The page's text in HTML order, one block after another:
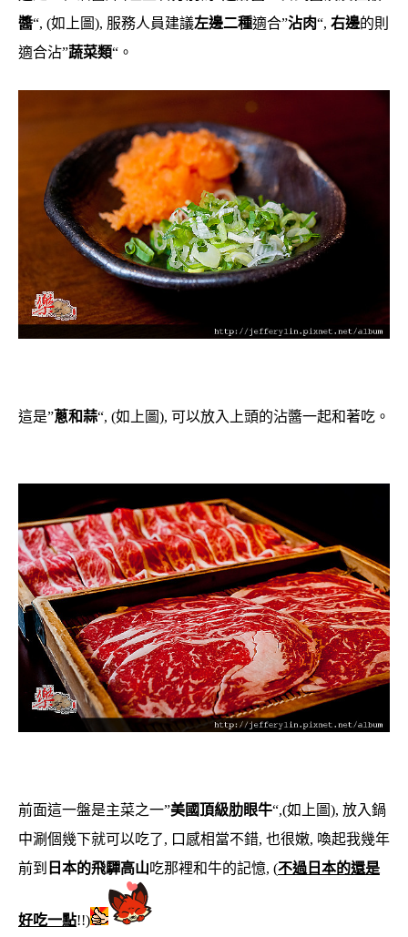
醬“, (如上圖), 服務人員建議左邊二種適合”沾肉“, 右邊的則
適合沾”蔬菜類“。
這是”蔥和蒜“, (如上圖), 可以放入上頭的沾醬一起和著吃。
前面這一盤是主菜之一”美國頂級肋眼牛“,(如上圖), 放入鍋
中涮個幾下就可以吃了, 口感相當不錯, 也很嫩, 喚起我幾年
前到 日本的飛驒高山吃那裡和牛的記憶, (不過日本的還是
好吃一點!!)